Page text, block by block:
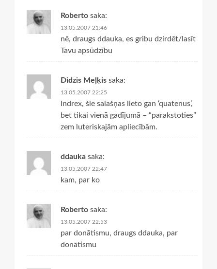
Roberto saka:
13.05.2007 21:46
nē, draugs ddauka, es gribu dzirdēt/lasīt
Tavu apsūdzību
Didzis Meļķis saka:
13.05.2007 22:25
Indrex, šie salašņas lieto gan ‘quatenus’,
bet tikai vienā gadījumā – “parakstoties”
zem luteriskajām apliecībām.
ddauka saka:
13.05.2007 22:47
kam, par ko
Roberto saka:
13.05.2007 22:53
par donātismu, draugs ddauka, par
donātismu